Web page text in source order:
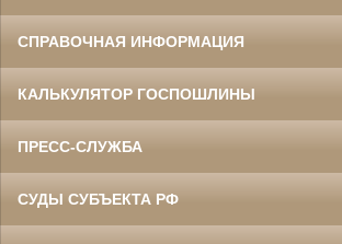
СПРАВОЧНАЯ ИНФОРМАЦИЯ
КАЛЬКУЛЯТОР ГОСПОШЛИНЫ
ПРЕСС-СЛУЖБА
СУДЫ СУБЪЕКТА РФ